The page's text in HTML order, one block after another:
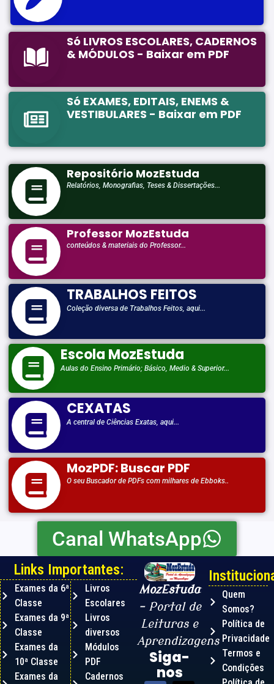
Só LIVROS ESCOLARES, CADERNOS
& MÓDULOS - Baixar em PDF
Só EXAMES, EDITAIS, ENEMS &
VESTIBULARES - Baixar em PDF
Repositório MozEstuda
Relatórios, Monografias, Teses & Dissertações...
Professor MozEstuda
conteúdos & materiais do Professor...
TRABALHOS FEITOS
Coleção diversa de Trabalhos Feitos, aqui...
Escola MozEstuda
Aulas do Ensino Primário; Básico, Medio & Superior...
CEXATAS
A central de Ciências Exatas, aqui...
MozPDF: Buscar PDF
O seu Buscador de PDFs com milhares de Ebboks..
Canal WhatsApp
MozEstuda
– Portal de
Leituras e
Aprendizagens
Siga-
nos
Quem
Somos?
Política de
Privacidade
Termos e
Condições
Links Importantes:
Exames da 6ª
Classe
Exames da 9ª
Classe
Exames da
10ª Classe
Exames da
Livros
Escolares
Livros
diversos
Módulos
PDF
Cadernos